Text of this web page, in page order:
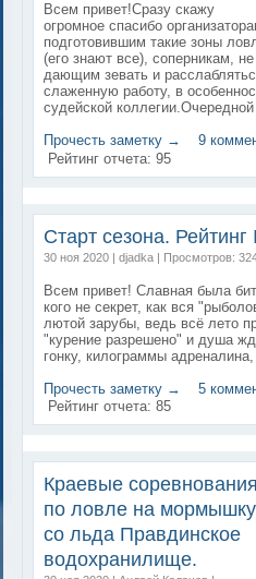
Всем привет!Сразу скажу
огромное спасибо
подготовившим такие зоны
(его знают все), соперникам, не
дающим зевать и
слаженную работу, в
судейской
Прочесть заметку →
9
Рейтинг отчета:95
Старт сезона.
30 ноя 2020 | djadka | Просмотров:
Всем привет! Славная была
кого не секрет, как вся
лютой зарубы, ведь всё лето
"курение разрешено" и душа
гонку, килограммы
Прочесть заметку →
5
Рейтинг отчета:85
Краевые соревнования
по ловле на мормышку
со льда Правдинское
водохранилище.